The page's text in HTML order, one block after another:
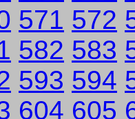
571 572
582 583
593 594
604 605